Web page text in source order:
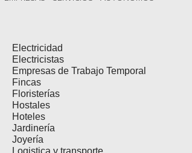
Electricidad
Electricistas
Empresas de Trabajo Temporal
Fincas
Floristerías
Hostales
Hoteles
Jardinería
Joyería
Logistica y transporte